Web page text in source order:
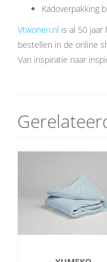
Kadoverpakking
Vtwonen.nl is al 50
bestellen in de online
Van inspiratie naar